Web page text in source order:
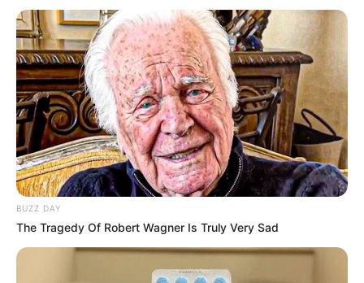
BUZZ DAY
The Tragedy Of Robert Wagner Is Truly Very Sad